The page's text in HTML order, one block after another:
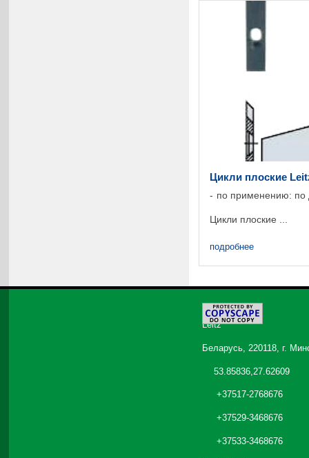
Цикли плоские
по применению: по
Цикли плоские ...
подробнее
©2026
Leitz
Беларусь, 220118, г.
53.85836,27.62609
+37517-2768676
+37529-3468676
+37533-3468676